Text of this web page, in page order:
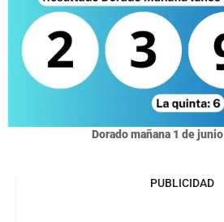
Dorado mañana 1 de junio
PUBLICIDAD